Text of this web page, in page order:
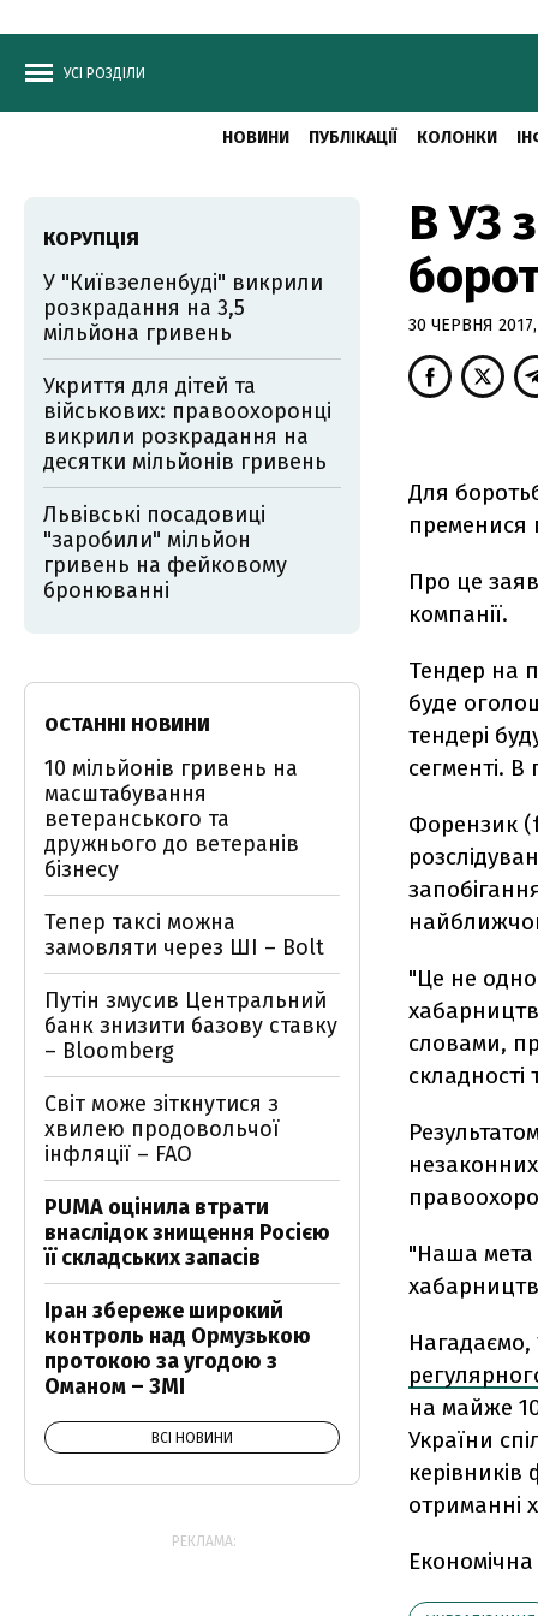
УСІ РОЗДІЛИ
НОВИНИ ПУБЛІКАЦІЇ КОЛОНКИ
В УЗ
30 ЧЕРВНЯ 2017,
Для
пременися
Про це
компанії.
Тендер на
буде
тендері
сегменті. В
Форензик
"Це не
словами,
"Наша мета
на майже
України
отриманні
КОРУПЦІЯ
У "Київзеленбуді" викрили
розкрадання на 3,5
мільйона гривень
Укриття для дітей та
військових: правоохоронці
викрили розкрадання на
десятки мільйонів гривень
Львівські посадовиці
"заробили" мільйон
гривень на фейковому
бронюванні
ОСТАННІ НОВИНИ
10 мільйонів гривень на
масштабування
ветеранського та
дружнього до ветеранів
бізнесу
Тепер таксі можна
замовляти через ШІ – Bolt
Путін змусив Центральний
банк знизити базову ставку
– Bloomberg
Світ може зіткнутися з
хвилею продовольчої
інфляції – FAO
PUMA оцінила втрати
внаслідок знищення Росією
її складських запасів
Іран збереже широкий
контроль над Ормузькою
протокою за угодою з
Оманом – ЗМІ
ВСІ НОВИНИ
РЕКЛАМА: